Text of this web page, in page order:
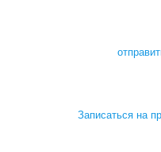
Записаться на